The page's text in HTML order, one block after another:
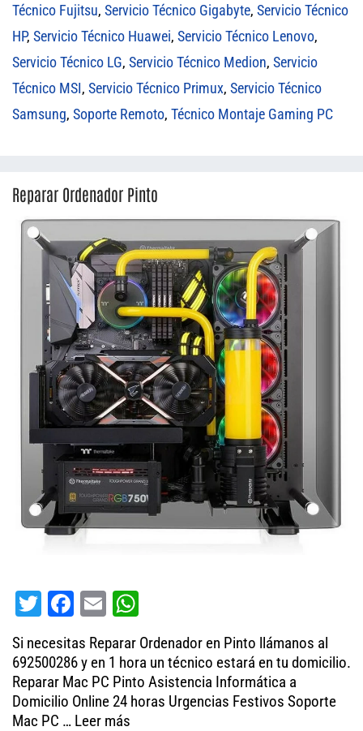
Técnico Fujitsu, Servicio Técnico Gigabyte, Servicio Técnico
HP, Servicio Técnico Huawei, Servicio Técnico Lenovo,
Servicio Técnico LG, Servicio Técnico Medion, Servicio
Técnico MSI, Servicio Técnico Primux, Servicio Técnico
Samsung, Soporte Remoto, Técnico Montaje Gaming PC
Reparar Ordenador Pinto
T
tt
er
Fa
ce
bo
ok
E
ail
ha
ts
A
pp
Si necesitas Reparar Ordenador en Pinto llámanos al
692500286 y en 1 hora un técnico estará en tu domicilio.
Reparar Mac PC Pinto Asistencia Informática a
Domicilio Online 24 horas Urgencias Festivos Soporte
Mac PC … Leer más